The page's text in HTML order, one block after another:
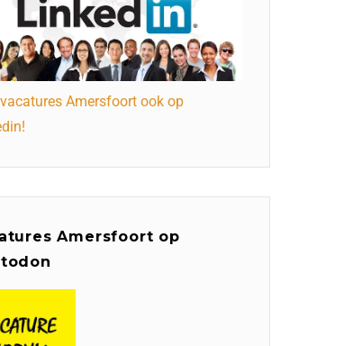
Amersfoort ook op
Amersfoort op